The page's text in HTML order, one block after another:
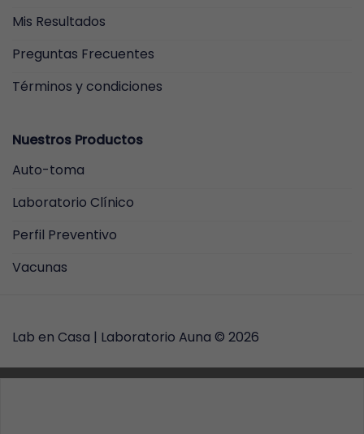
Mis Resultados
Preguntas Frecuentes
Términos y condiciones
Nuestros Productos
Auto-toma
Laboratorio Clínico
Perfil Preventivo
Vacunas
Lab en Casa | Laboratorio Auna © 2026